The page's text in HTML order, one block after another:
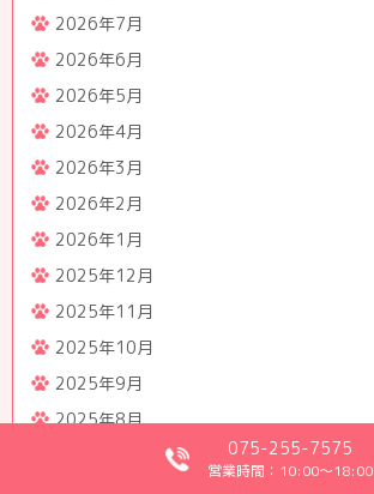
2026年7月
2026年6月
2026年5月
2026年4月
2026年3月
2026年2月
2026年1月
2025年12月
2025年11月
2025年10月
2025年9月
2025年8月
075-255-7575
営業時間：10:00～18:00